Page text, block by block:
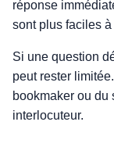
réponse
sont plus faciles
Si une question
peut rester
bookmaker ou du
interlocuteur.